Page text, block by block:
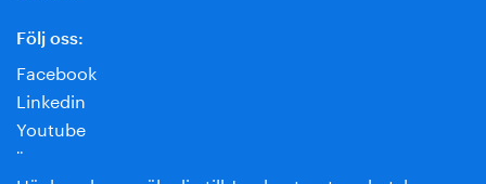
Följ oss:
Facebook
Linkedin
Youtube
¨